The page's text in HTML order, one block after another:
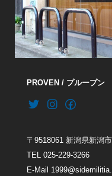
PROVEN / プループン
〒9518061 新潟県新潟
TEL 025-229-3266
E-Mail